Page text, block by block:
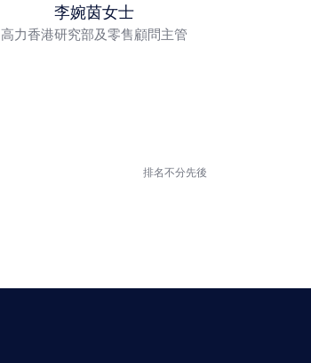
李婉茵女士
高力香港研究部及零售顧問主管
排名不分先後